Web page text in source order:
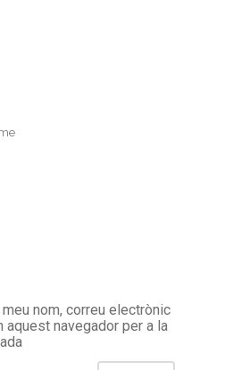
nom, correu electrònic
aquest navegador per a la